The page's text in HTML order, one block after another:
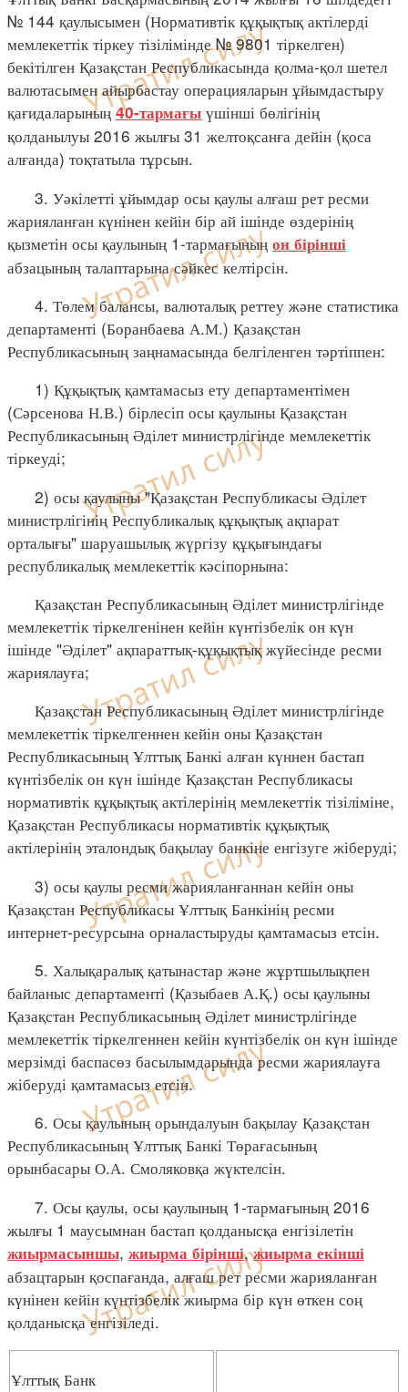
№ 144 қаулысымен (Нормативтік құқықтық актілерді
мемлекеттік тіркеу тізілімінде № 9801 тіркелген)
бекітілген Қазақстан Республикасында қолма-қол шетел
валютасымен айырбастау операцияларын ұйымдастыру
қағидаларының40-тармағы үшінші бөлігінің
қолданылуы 2016 жылғы 31 желтоқсанға дейін (қоса
алғанда) тоқтатыла тұрсын.
3. Уәкілетті ұйымдар осы қаулы алғаш рет ресми
жарияланған күнінен кейін бір ай ішінде өздерінің
қызметін осы қаулының 1-тармағының он бірінші
абзацының талаптарына сәйкес келтірсін.
4. Төлем балансы, валюталық реттеу және статистика
департаменті (Боранбаева А.М.) Қазақстан
Республикасының заңнамасында белгіленген тәртіппен:
1) Құқықтық қамтамасыз ету департаментімен
(Сәрсенова Н.В.) бірлесіп осы қаулыны Қазақстан
Республикасының Әділет министрлігінде мемлекеттік
тіркеуді;
2) осы қаулыны "Қазақстан Республикасы Әділет
министрлігінің Республикалық құқықтық ақпарат
орталығы" шаруашылық жүргізу құқығындағы
республикалық мемлекеттік кәсіпорнына:
Қазақстан Республикасының Әділет министрлігінде
мемлекеттік тіркелгенінен кейін күнтізбелік он күн
ішінде "Әділет" ақпараттық-құқықтық жүйесінде ресми
жариялауға;
Қазақстан Республикасының Әділет министрлігінде
мемлекеттік тіркелгеннен кейін оны Қазақстан
Республикасының Ұлттық Банкі алған күннен бастап
күнтізбелік он күн ішінде Қазақстан Республикасы
нормативтік құқықтық актілерінің мемлекеттік тізіліміне,
Қазақстан Республикасы нормативтік құқықтық
актілерінің эталондық бақылау банкіне енгізуге жіберуді;
3) осы қаулы ресми жарияланғаннан кейін оны
Қазақстан Республикасы Ұлттық Банкінің ресми
интернет-ресурсына орналастыруды қамтамасыз етсін.
5. Халықаралық қатынастар және жұртшылықпен
байланыс департаменті (Қазыбаев А.Қ.) осы қаулыны
Қазақстан Республикасының Әділет министрлігінде
мемлекеттік тіркелгеннен кейін күнтізбелік он күн ішінде
мерзімді баспасөз басылымдарында ресми жариялауға
жіберуді қамтамасыз етсін.
6. Осы қаулының орындалуын бақылау Қазақстан
Республикасының Ұлттық Банкі Төрағасының
орынбасары О.А. Смоляковқа жүктелсін.
7. Осы қаулы, осы қаулының 1-тармағының 2016
жылғы 1 маусымнан бастап қолданысқа енгізілетін
жиырмасыншы, жиырма бірінші,жиырма екінші
абзацтарын қоспағанда, алғаш рет ресми жарияланған
күнінен кейін күнтізбелік жиырма бір күн өткен соң
қолданысқа енгізіледі.
Ұлттық Банк